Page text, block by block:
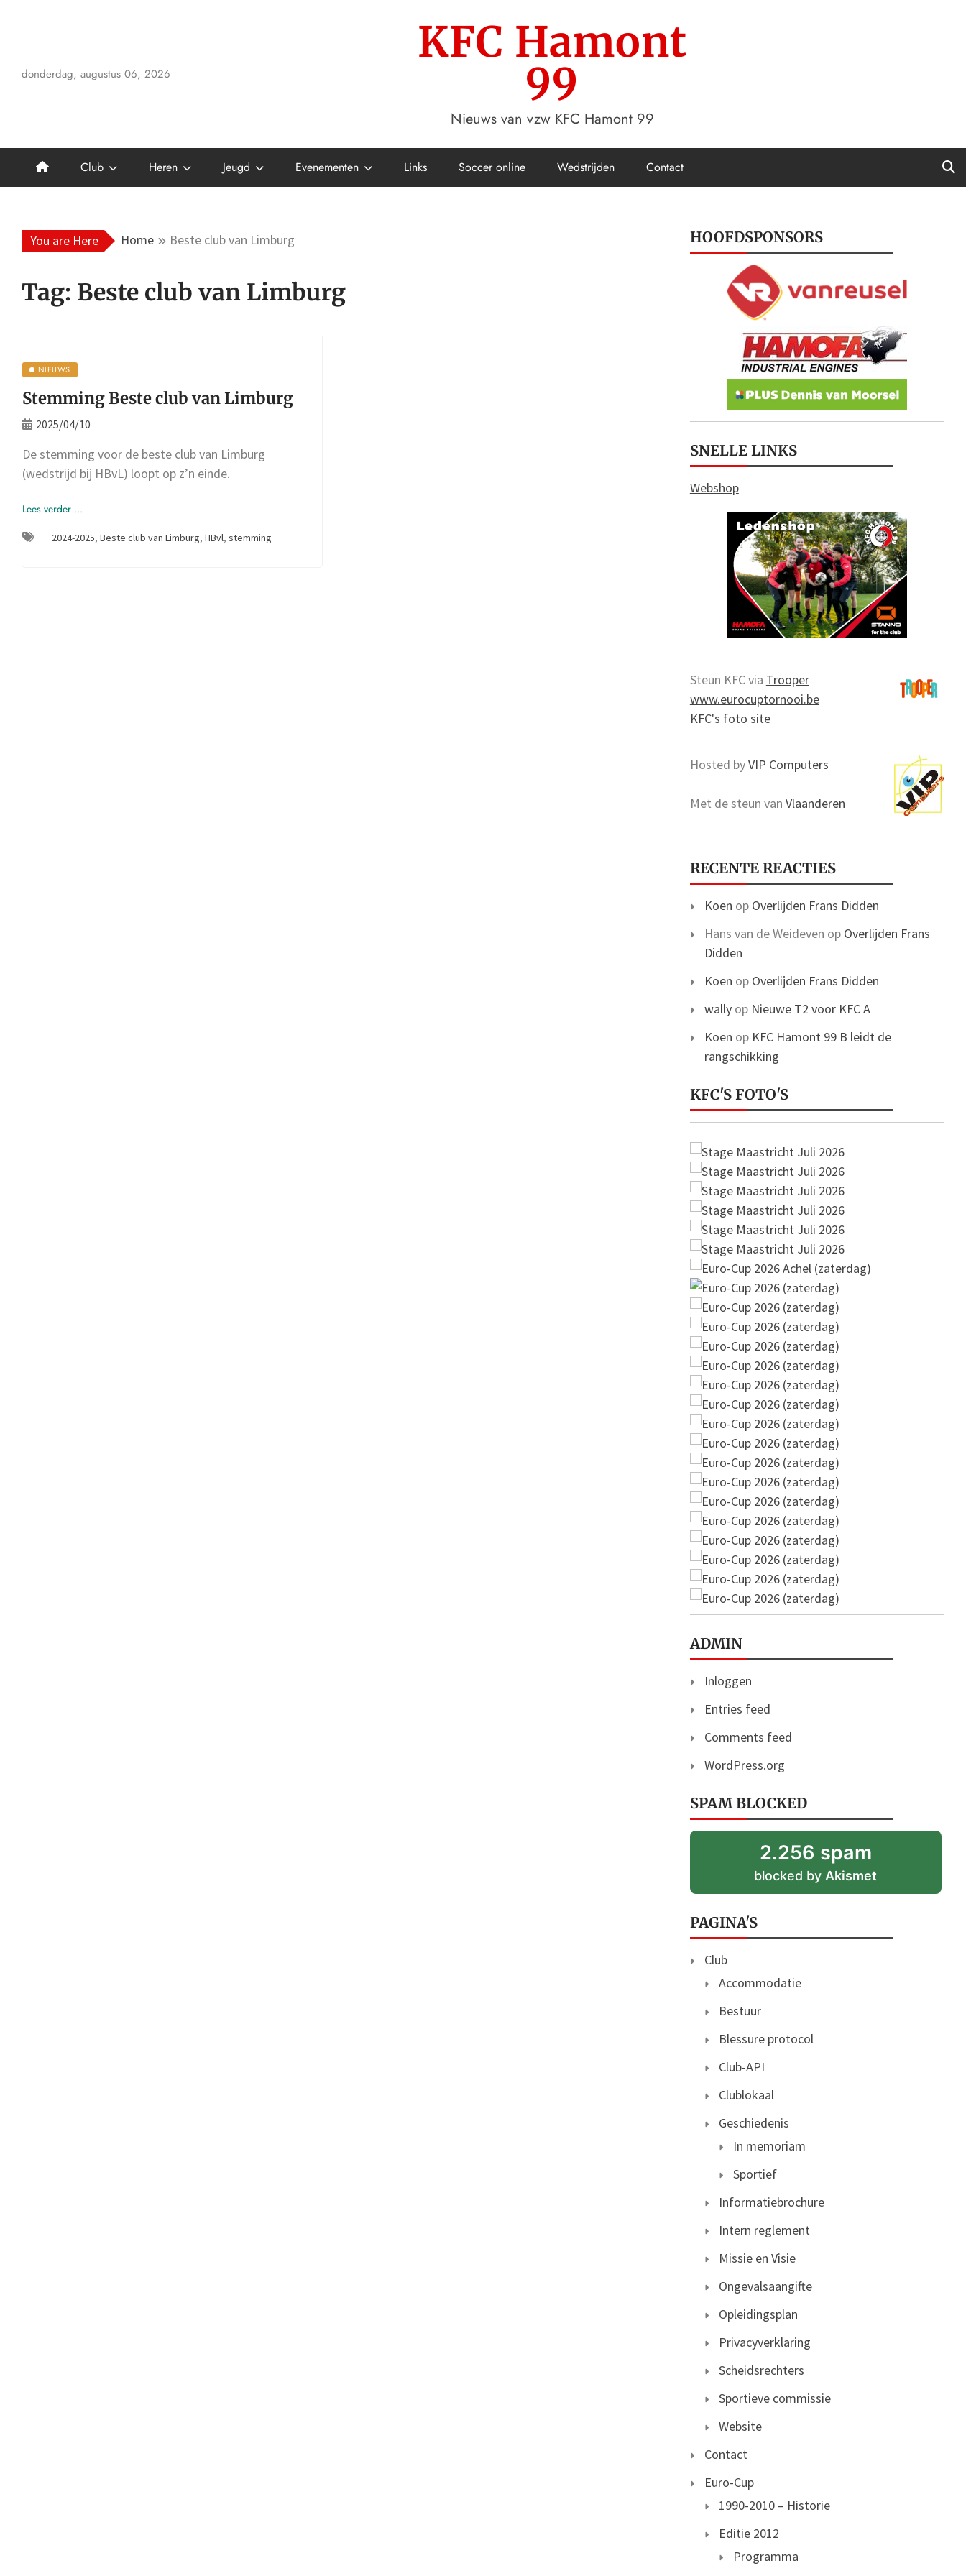
donderdag, augustus 06, 2026
KFC Hamont
99
Nieuws van vzw KFC Hamont 99
Club Heren Jeugd Evenementen Links Soccer online Wedstrijden Contact
You are Here Home Beste club van Limburg
Tag: Beste club van Limburg
NIEUWS
Stemming Beste club van Limburg
2025/04/10
De stemming voor de beste club van Limburg
(wedstrijd bij HBvL) loopt op z’n einde.
Lees verder ...
2024-2025, Beste club van Limburg, HBvl, stemming
HOOFDSPONSORS
SNELLE LINKS
Webshop
Steun KFC via Trooper
www.eurocuptornooi.be
KFC's foto site
Hosted byVIP Computers
Met de steun van Vlaanderen
RECENTE REACTIES
Koen op Overlijden Frans Didden
Hans van de Weideven op Overlijden Frans
Didden
Koen op Overlijden Frans Didden
wallyop Nieuwe T2 voor KFC A
Koen op KFC Hamont 99 B leidt de
rangschikking
KFC'S FOTO'S
ADMIN
Inloggen
Entries feed
Comments feed
WordPress.org
SPAM BLOCKED
2.256 spam
blocked byAkismet
PAGINA'S
Club
Accommodatie
Bestuur
Blessure protocol
Club-API
Clublokaal
Geschiedenis
In memoriam
Sportief
Informatiebrochure
Intern reglement
Missie en Visie
Ongevalsaangifte
Opleidingsplan
Privacyverklaring
Scheidsrechters
Sportieve commissie
Website
Contact
Euro-Cup
1990-2010 – Historie
Editie 2012
Programma